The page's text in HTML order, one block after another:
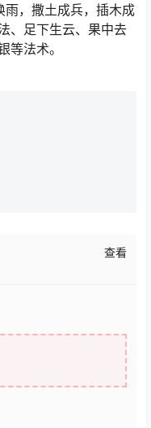
，撒土成兵，插木成
、足下生云、果中去
等法术。
查看